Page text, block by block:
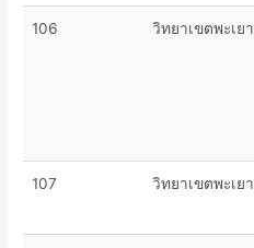
106 วิทยาเขตพะเยา
107 วิทยาเขตพะเยา